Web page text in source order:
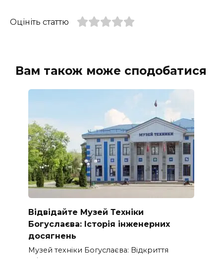
Оцініть статтю
Вам також може сподобатися
Відвідайте Музей Техніки
Богуслаєва: Історія інженерних
досягнень
Музей техніки Богуслаєва: Відкриття